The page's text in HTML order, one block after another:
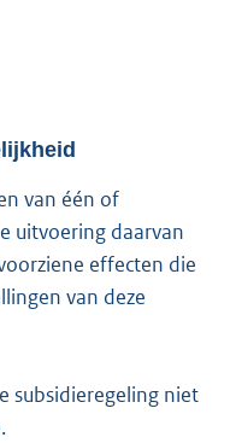
van één of
uitvoering daarvan
effecten die
van deze
subsidieregeling niet